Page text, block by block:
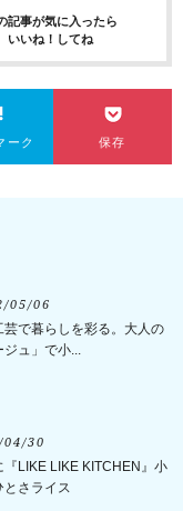
記事が気に入ったら
いいね！してね
ーク 保存
05/06
芸で暮らしを彩る。大人の
ュ」で小...
04/30
LIKE LIKE KITCHEN』小
とさライス